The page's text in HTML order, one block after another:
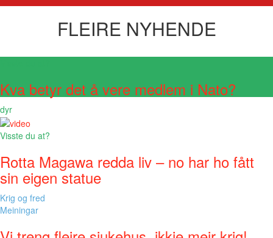
FLEIRE NYHENDE
Kva betyr det å vere medlem i Nato?
dyr
Visste du at?
Rotta Magawa redda liv – no har ho fått
sin eigen statue
Krig og fred
Meiningar